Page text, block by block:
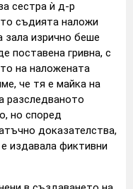
сестра ѝ д-р
съдията наложи
изрично беше
поставена гривна, с
на наложената
че тя е майка на
разследваното
но според
доказателства,
издавала фиктивни